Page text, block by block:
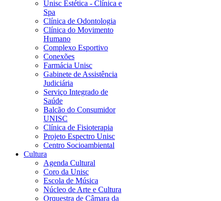
Unisc Estética - Clínica e
Spa
Clínica de Odontologia
Clínica do Movimento
Humano
Complexo Esportivo
Conexões
Farmácia Unisc
Gabinete de Assistência
Judiciária
Serviço Integrado de
Saúde
Balcão do Consumidor
UNISC
Clínica de Fisioterapia
Projeto Espectro Unisc
Centro Socioambiental
Cultura
Agenda Cultural
Coro da Unisc
Escola de Música
Núcleo de Arte e Cultura
Orquestra de Câmara da